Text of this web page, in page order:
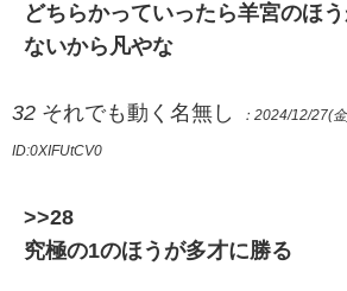
どちらかっていったら羊宮のほ
ないから凡やな
32 それでも動く名無し ：2024/12/27(
ID:0XIFUtCV0
>>28
究極の1のほうが多才に勝る